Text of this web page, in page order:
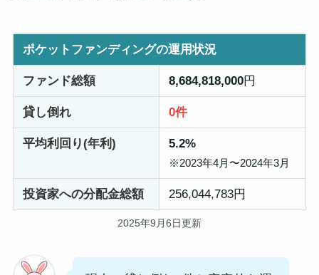
ポケットファンディングの運用状況
ファンド総額 8,684,818,000円
貸し倒れ 0件
平均利回り(年利) 5.2%
※2023年4月〜2024年3月
投資家への分配金総額 256,044,783円
2025年9月6日更新